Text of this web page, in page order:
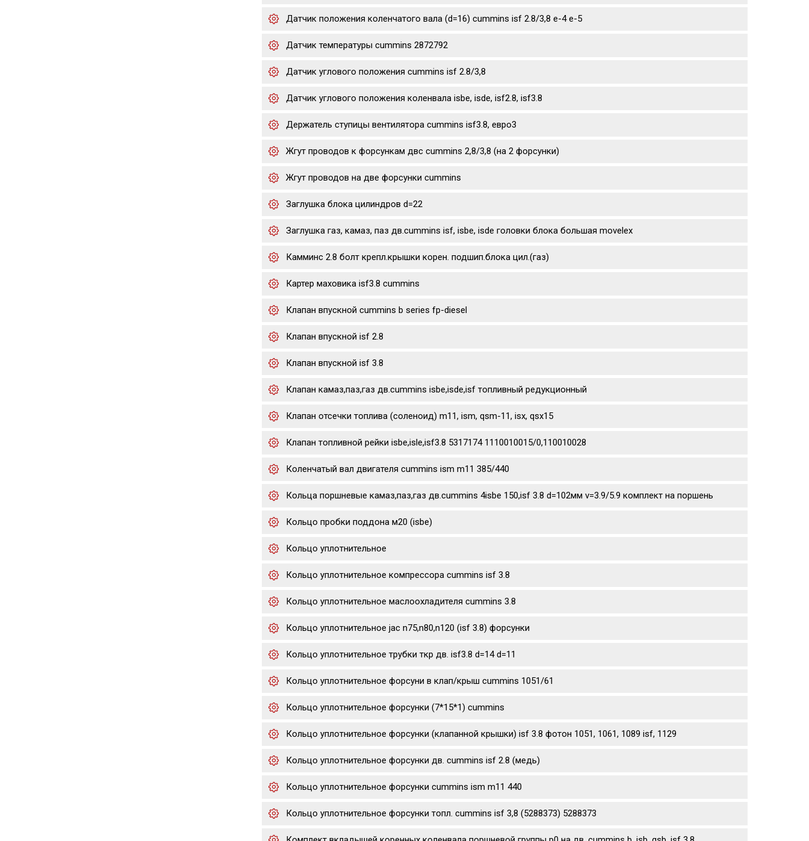
Датчик положения коленчатого вала (d=16) cummins isf 2.8/3,8 е-4 е-5
Датчик температуры cummins 2872792
Датчик углового положения cummins isf 2.8/3,8
Датчик углового положения коленвала isbe, isde, isf2.8, isf3.8
Держатель ступицы вентилятора cummins isf3.8, евро3
Жгут проводов к форсункам двс cummins 2,8/3,8 (на 2 форсунки)
Жгут проводов на две форсунки cummins
Заглушка блока цилиндров d=22
Заглушка газ, камаз, паз дв.cummins isf, isbe, isde головки блока большая movelex
Камминс 2.8 болт крепл.крышки корен. подшип.блока цил.(газ)
Картер маховика isf3.8 cummins
Клапан впускной cummins b series fp-diesel
Клапан впускной isf 2.8
Клапан впускной isf 3.8
Клапан камаз,паз,газ дв.cummins isbe,isde,isf топливный редукционный
Клапан отсечки топлива (соленоид) m11, ism, qsm-11, isx, qsx15
Клапан топливной рейки isbe,isle,isf3.8 5317174 1110010015/0,110010028
Коленчатый вал двигателя cummins ism m11 385/440
Кольца поршневые камаз,паз,газ дв.cummins 4isbe 150,isf 3.8 d=102мм v=3.9/5.9 комплект на поршень
Кольцо пробки поддона м20 (isbe)
Кольцо уплотнительное
Кольцо уплотнительное компрессора cummins isf 3.8
Кольцо уплотнительное маслоохладителя cummins 3.8
Кольцо уплотнительное jac n75,n80,n120 (isf 3.8) форсунки
Кольцо уплотнительное трубки ткр дв. isf3.8 d=14 d=11
Кольцо уплотнительное форсуни в клап/крыш cummins 1051/61
Кольцо уплотнительное форсунки (7*15*1) cummins
Кольцо уплотнительное форсунки (клапанной крышки) isf 3.8 фотон 1051, 1061, 1089 isf, 1129
Кольцо уплотнительное форсунки дв. cummins isf 2.8 (медь)
Кольцо уплотнительное форсунки cummins ism m11 440
Кольцо уплотнительное форсунки топл. cummins isf 3,8 (5288373) 5288373